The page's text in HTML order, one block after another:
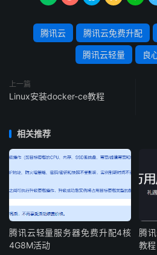
腾讯云 腾讯云免费升配
腾讯云轻量 良
上一篇
Linux安装docker-ce教程
相关推荐
腾讯云轻量服务器免费升配4核
4G8M活动
腾
教程